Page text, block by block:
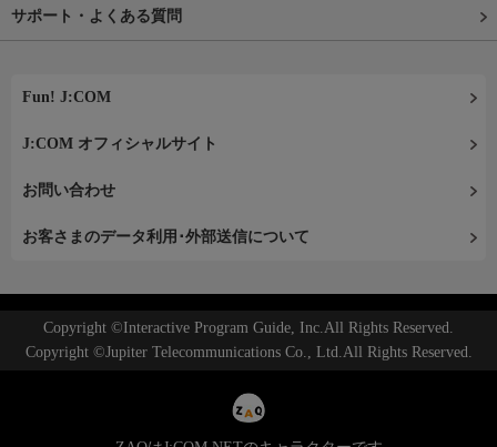
サポート・よくある質問
Fun! J:COM
J:COM オフィシャルサイト
お問い合わせ
お客さまのデータ利用･外部送信について
Copyright ©Interactive Program Guide, Inc.All Rights Reserved.
Copyright ©Jupiter Telecommunications Co., Ltd.All Rights Reserved.